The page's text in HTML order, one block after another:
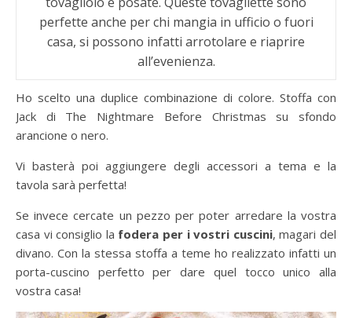
perfette anche per chi mangia in ufficio o fuori
casa, si possono infatti arrotolare e riaprire
all’evenienza.
Ho scelto una duplice combinazione di colore. Stoffa con
Jack di The Nightmare Before Christmas su sfondo
arancione o nero.
Vi basterà poi aggiungere degli accessori a tema e la
tavola sarà perfetta!
Se invece cercate un pezzo per poter arredare la vostra
casa vi consiglio la fodera per i vostri cuscini, magari del
divano. Con la stessa stoffa a teme ho realizzato infatti un
porta-cuscino perfetto per dare quel tocco unico alla
vostra casa!